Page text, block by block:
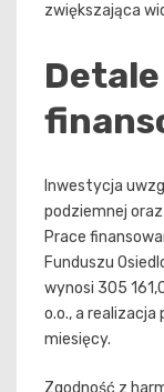
zwiększająca
Inwestycja
podziemnej
Prace
Funduszu
wynosi 305
o.o., a
miesięcy.